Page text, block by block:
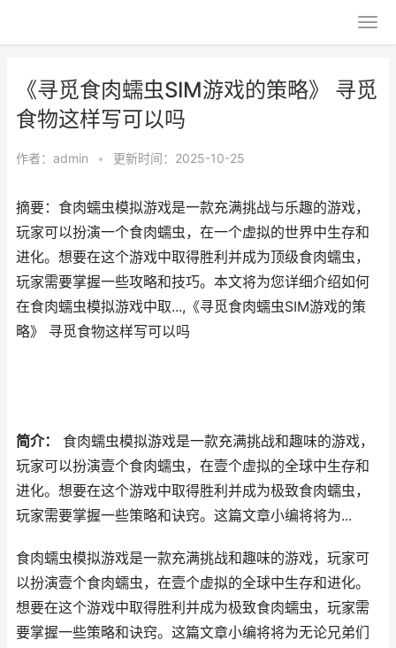
《寻觅食肉蠕虫SIM游戏的策略》 寻觅
食物这样写可以吗
作者： admin • 更新时间：2025-10-25
摘要：食肉蠕虫模拟游戏是一款充满挑战与乐趣的游戏，
玩家可以扮演一个食肉蠕虫，在一个虚拟的世界中生存和
进化。想要在这个游戏中取得胜利并成为顶级食肉蠕虫，
玩家需要掌握一些攻略和技巧。本文将为您详细介绍如何
在食肉蠕虫模拟游戏中取...,《寻觅食肉蠕虫SIM游戏的策
略》 寻觅食物这样写可以吗
简介：
食肉蠕虫模拟游戏是一款充满挑战和趣味的游戏，
玩家可以扮演壹个食肉蠕虫，在壹个虚拟的全球中生存和
进化。想要在这个游戏中取得胜利并成为极致食肉蠕虫，
玩家需要掌握一些策略和诀窍。这篇文章小编将将为...
食肉蠕虫模拟游戏是一款充满挑战和趣味的游戏，玩家可
以扮演壹个食肉蠕虫，在壹个虚拟的全球中生存和进化。
想要在这个游戏中取得胜利并成为极致食肉蠕虫，玩家需
要掌握一些策略和诀窍。这篇文章小编将将为无论兄弟们